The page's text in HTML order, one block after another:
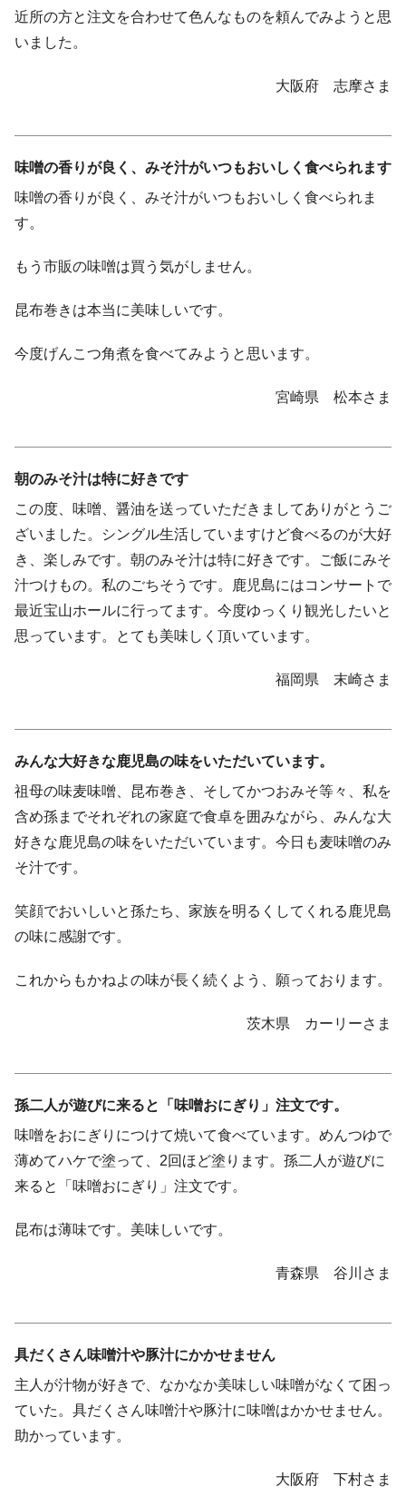
近所の方と注文を合わせて色んなものを頼んでみようと思
いました。
大阪府 志摩さま
味噌の香りが良く、みそ汁がいつもおいしく食べられます
味噌の香りが良く、みそ汁がいつもおいしく食べられま
す。
もう市販の味噌は買う気がしません。
昆布巻きは本当に美味しいです。
今度げんこつ角煮を食べてみようと思います。
宮崎県 松本さま
朝のみそ汁は特に好きです
この度、味噌、醤油を送っていただきましてありがとうご
ざいました。シングル生活していますけど食べるのが大好
き、楽しみです。朝のみそ汁は特に好きです。ご飯にみそ
汁つけもの。私のごちそうです。鹿児島にはコンサートで
最近宝山ホールに行ってます。今度ゆっくり観光したいと
思っています。とても美味しく頂いています。
福岡県 末崎さま
みんな大好きな鹿児島の味をいただいています。
祖母の味麦味噌、昆布巻き、そしてかつおみそ等々、私を
含め孫までそれぞれの家庭で食卓を囲みながら、みんな大
好きな鹿児島の味をいただいています。今日も麦味噌のみ
そ汁です。
笑顔でおいしいと孫たち、家族を明るくしてくれる鹿児島
の味に感謝です。
これからもかねよの味が長く続くよう、願っております。
茨木県 カーリーさま
孫二人が遊びに来ると「味噌おにぎり」注文です。
味噌をおにぎりにつけて焼いて食べています。めんつゆで
薄めてハケで塗って、2回ほど塗ります。孫二人が遊びに
来ると「味噌おにぎり」注文です。
昆布は薄味です。美味しいです。
青森県 谷川さま
具だくさん味噌汁や豚汁にかかせません
主人が汁物が好きで、なかなか美味しい味噌がなくて困っ
ていた。具だくさん味噌汁や豚汁に味噌はかかせません。
助かっています。
大阪府 下村さま